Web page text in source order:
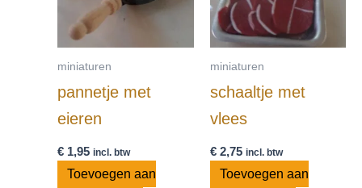
miniaturen
pannetje met
eieren
€ 1,95 incl. btw
Toevoegen aan
miniaturen
schaaltje met
vlees
€2,75 incl. btw
Toevoegen aan